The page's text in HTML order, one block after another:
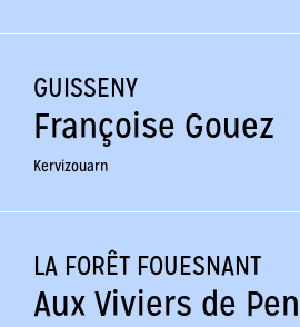
GUISSENY
Françoise Gouez
Kervizouarn
LA FORÊT FOUESNANT
Aux Viviers de